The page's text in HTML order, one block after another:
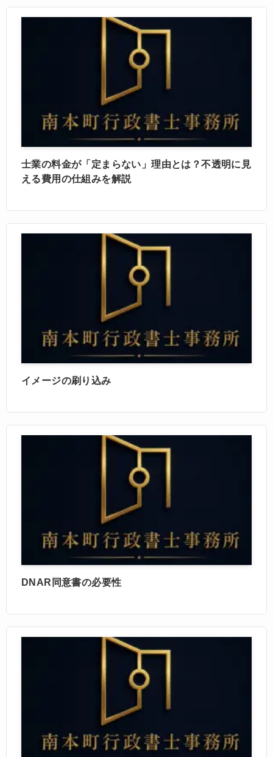
士業の料金が「定まらない」理由とは？不透明に見
える費用の仕組みを解説
イメージの刷り込み
DNAR同意書の必要性